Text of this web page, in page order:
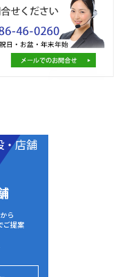
ら
ご提案